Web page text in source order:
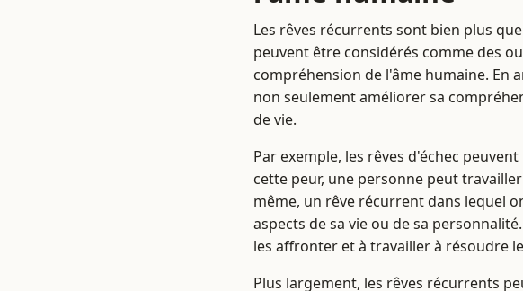
Les rêves récurrents sont bien plus
peuvent être considérés comme des
compréhension de l'âme humaine.
non seulement améliorer sa
de vie.
Par exemple, les rêves d'échec
cette peur, une personne peut
même, un rêve récurrent dans lequel
aspects de sa vie ou de sa
les affronter et à travailler à résoudre
Plus largement, les rêves récurrents